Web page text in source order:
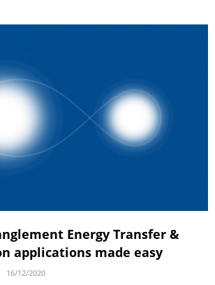
Energy Transfer &
applications made easy
16/12/2020